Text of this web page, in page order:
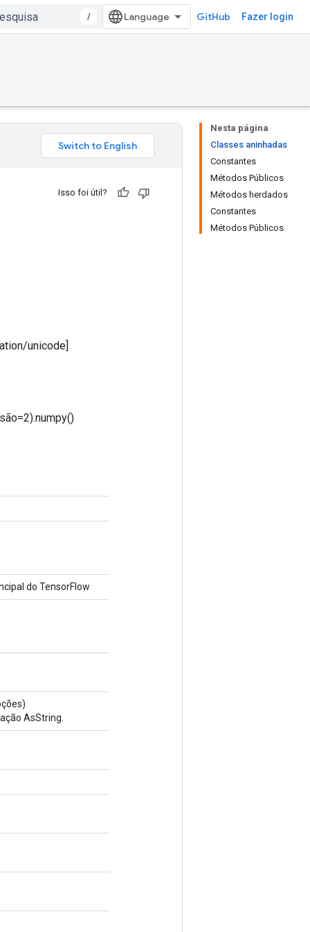
/ GitHub Fazer login
Nesta página
Classes aninhadas
Constantes
Métodos Públicos
Métodos herdados
Constantes
Métodos Públicos
Isso foi útil?
unicode]
do TensorFlow
AsString.